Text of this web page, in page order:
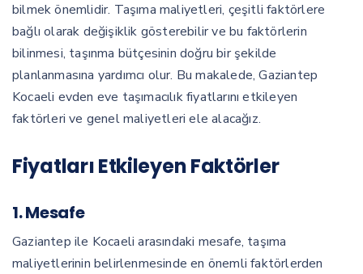
bilmek önemlidir. Taşıma maliyetleri, çeşitli faktörlere
bağlı olarak değişiklik gösterebilir ve bu faktörlerin
bilinmesi, taşınma bütçesinin doğru bir şekilde
planlanmasına yardımcı olur. Bu makalede, Gaziantep
Kocaeli evden eve taşımacılık fiyatlarını etkileyen
faktörleri ve genel maliyetleri ele alacağız.
Fiyatları Etkileyen Faktörler
1. Mesafe
Gaziantep ile Kocaeli arasındaki mesafe, taşıma
maliyetlerinin belirlenmesinde en önemli faktörlerden